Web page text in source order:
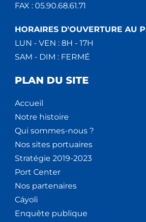
FAX : 05.90.68.61.71
HORAIRES D'OUVERTURE AU
LUN - VEN : 8H - 17H
SAM - DIM : FERMÉ
PLAN DU SITE
Accueil
Notre histoire
Qui sommes-nous ?
Nos sites portuaires
Stratégie 2019-2023
Port Center
Nos partenaires
Cáyoli
Enquête publique